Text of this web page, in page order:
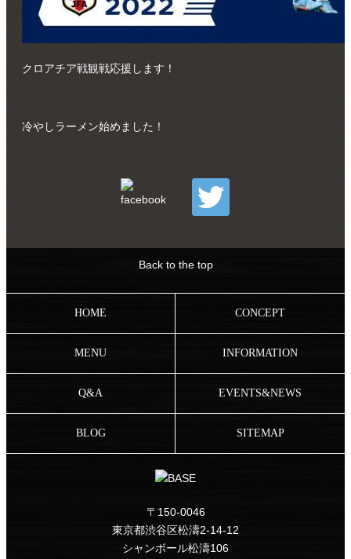
クロアチア戦観戦応援します！
冷やしラーメン始めました！
Back to the top
HOME CONCEPT
MENU INFORMATION
Q&A EVENTS&NEWS
BLOG SITEMAP
〒150-0046
東京都渋谷区松濤2-14-12
シャンボール松濤106